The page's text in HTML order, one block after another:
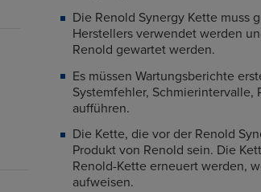
Die Renold Synergy Kette muss
Herstellers verwendet werden
Renold gewartet werden.
Es müssen Wartungsberichte
Systemfehler, Schmierintervalle,
aufführen.
Die Kette, die vor der Renold
Produkt von Renold sein. Die
Renold-Kette erneuert werden,
aufweisen.